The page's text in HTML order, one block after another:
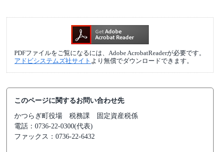
PDFファイルをご覧になるには、Adobe AcrobatReaderが必要です。
アドビシステムズ社サイト より無償でダウンロードできます。
このページに関するお問い合わせ先
かつらぎ町役場税務課 固定資産税係
電話：0736-22-0300(代表)
ファックス：0736-22-6432